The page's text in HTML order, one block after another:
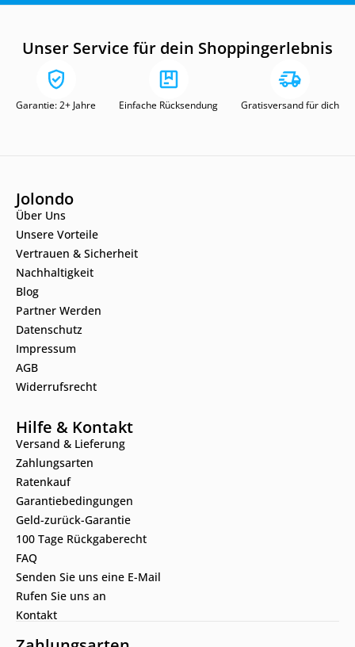
Unser Service für dein Shoppingerlebnis
Garantie: 2+ Jahre Einfache Rücksendung Gratisversand für dich
Jolondo
Über Uns
Unsere Vorteile
Vertrauen & Sicherheit
Nachhaltigkeit
Blog
Partner Werden
Datenschutz
Impressum
AGB
Widerrufsrecht
Hilfe & Kontakt
Versand & Lieferung
Zahlungsarten
Ratenkauf
Garantiebedingungen
Geld-zurück-Garantie
100 Tage Rückgaberecht
FAQ
Senden Sie uns eine E-Mail
Rufen Sie uns an
Kontakt